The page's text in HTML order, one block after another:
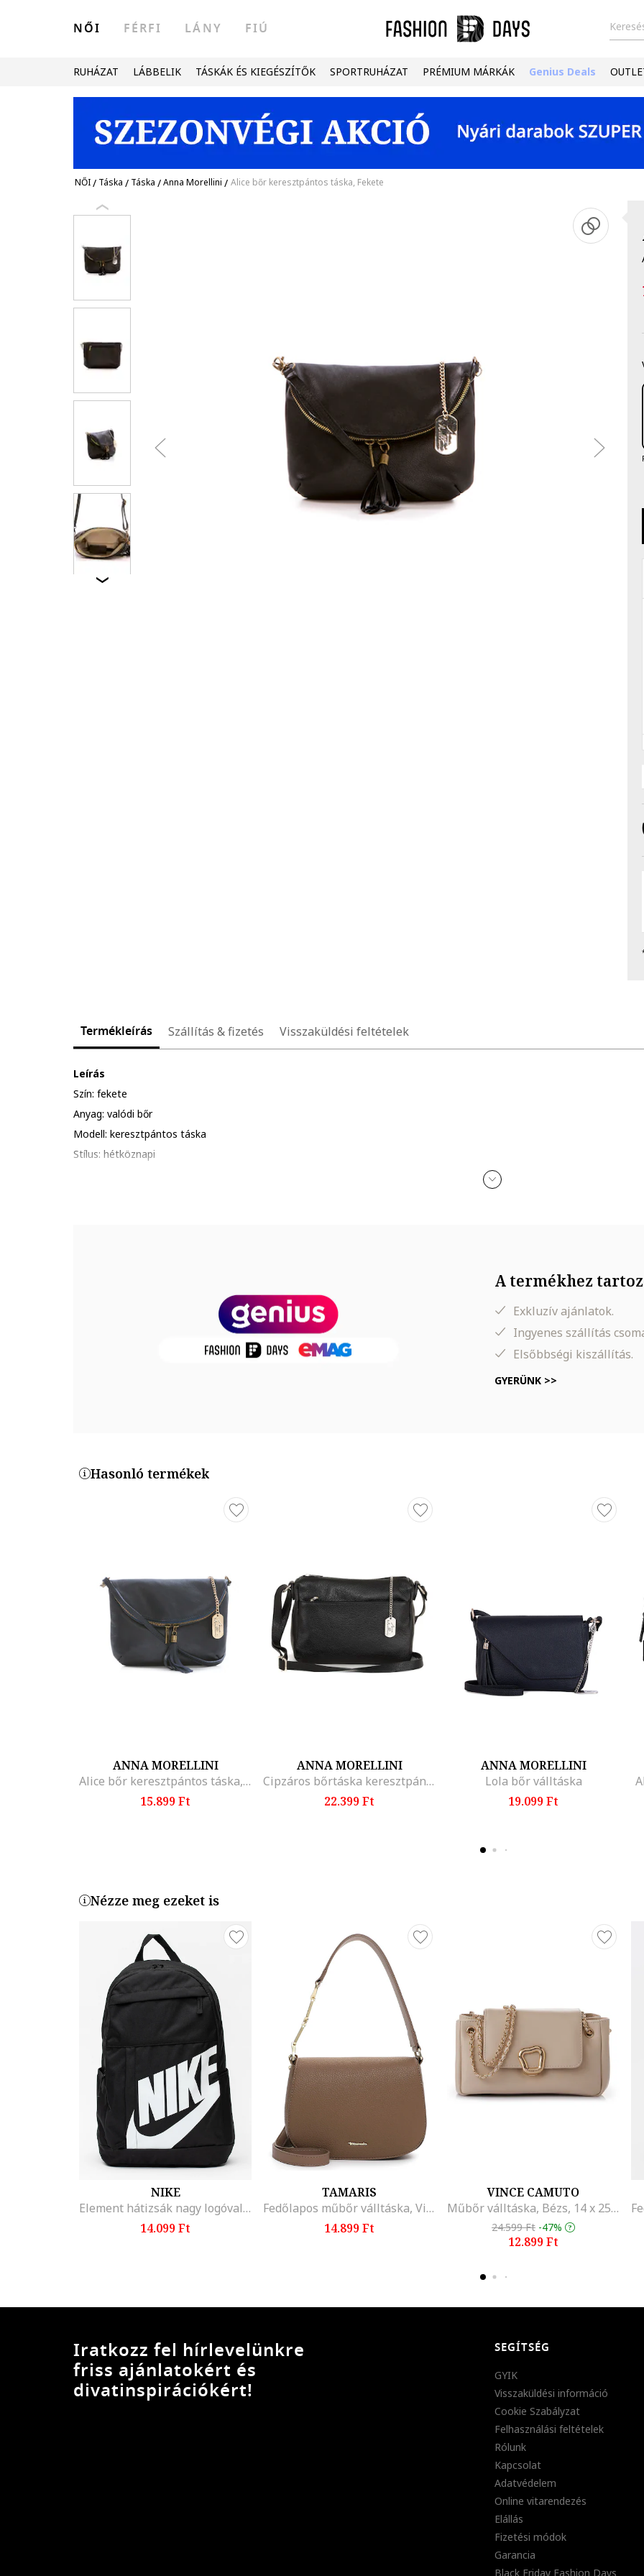
NŐI FÉRFI LÁNY FIÚ
RUHÁZAT LÁBBELIK TÁSKÁK ÉS KIEGÉSZÍTŐK SPORTRUHÁZAT PRÉMIUM MÁRKÁK Genius Deals
NŐI/ Táska / Táska /Anna Morellini / Alice bőr keresztpántos táska, Fekete
Termékleírás Szállítás & fizetés Visszaküldési feltételek
Leírás
Szín: fekete
Anyag: valódi bőr
Modell: keresztpántos táska
Stílus: hétköznapi
A termékhez
Exkluzív ajánlatok.
Ingyenes szállítás
Elsőbbségi kiszállítás.
GYERÜNK >>
Hasonló termékek
ANNA MORELLINI
Alice bőr keresztpántos táska, Tengerészkék
15.899 Ft
ANNA MORELLINI
Cipzáros bőrtáska keresztpánttal, Fekete
22.399 Ft
ANNA MORELLINI
Lola bőr válltáska
19.099 Ft
Nézze meg ezeket is
NIKE
Element hátizsák nagy logóval - 21 l, Fehér/Fekete
14.099 Ft
TAMARIS
Fedőlapos műbőr válltáska, Világos tópbarna
14.899 Ft
VINCE CAMUTO
Műbőr válltáska, Bézs, 14 x 25 x 9
24.599 Ft -47%
12.899 Ft
Iratkozz fel hírlevelünkre
friss ajánlatokért és
divatinspirációkért!
SEGÍTSÉG
GYIK
Visszaküldési információ
Cookie Szabályzat
Felhasználási feltételek
Rólunk
Kapcsolat
Adatvédelem
Online vitarendezés
Elállás
Fizetési módok
Garancia
Black Friday Fashion Days